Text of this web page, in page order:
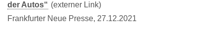
der Autos“ (externer Link)
Frankfurter Neue Presse, 27.12.2021